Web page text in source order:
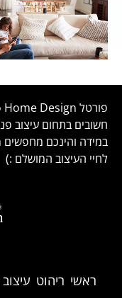
חשובים בתחום עיצוב
במידה והינכם מחפשים
לחיי העיצוב המושלם :)
ראשי ריהוט